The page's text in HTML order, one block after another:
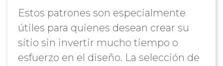
Estos patrones son especialmente
útiles para quienes desean crear su
sitio sin invertir mucho tiempo o
esfuerzo en el diseño. La selección de